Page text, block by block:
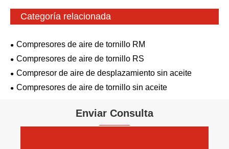
Categoría relacionada
Compresores de aire de tornillo RM
Compresores de aire de tornillo RS
Compresor de aire de desplazamiento sin aceite
Compresores de aire de tornillo sin aceite
Enviar Consulta